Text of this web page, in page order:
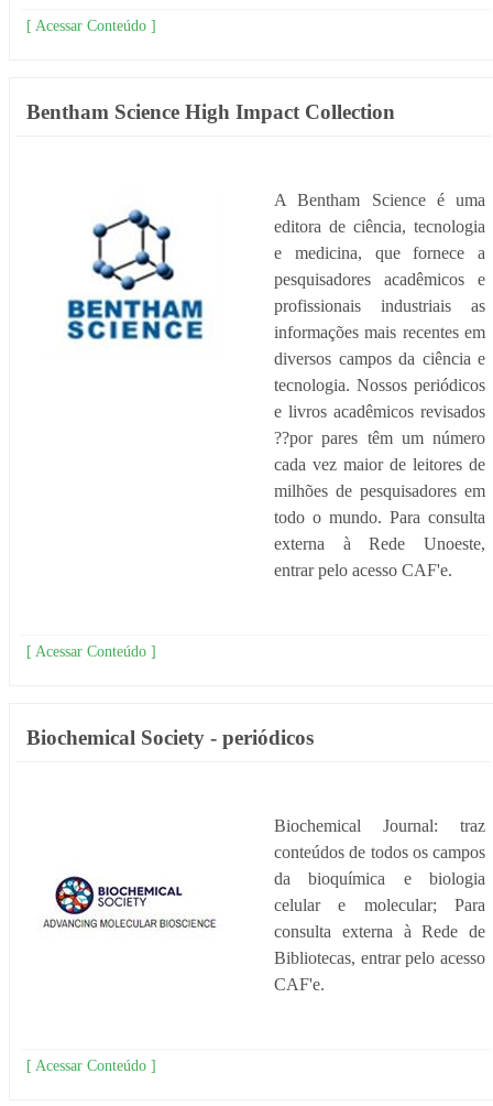
[ Acessar Conteúdo ]
Bentham Science High Impact Collection
A Bentham Science é uma
editora de ciência, tecnologia
e medicina, que fornece a
pesquisadores acadêmicos e
profissionais industriais as
informações mais recentes em
diversos campos da ciência e
tecnologia. Nossos periódicos
e livros acadêmicos revisados
??por pares têm um número
cada vez maior de leitores de
milhões de pesquisadores em
todo o mundo. Para consulta
externa à Rede Unoeste,
entrar pelo acesso CAF'e.
[ Acessar Conteúdo ]
Biochemical Society - periódicos
Biochemical Journal: traz
conteúdos de todos os campos
da bioquímica e biologia
celular e molecular; Para
consulta externa à Rede de
Bibliotecas, entrar pelo acesso
CAF'e.
[ Acessar Conteúdo ]